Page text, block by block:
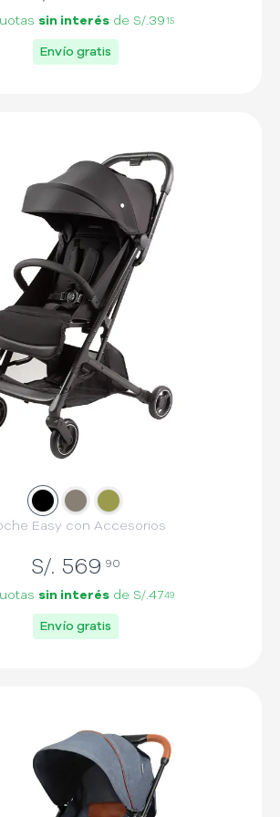
sin interés de S/.39 15
Envío gratis
Slide 1
Slide 2
Slide
Easy con Accesorios
S/. 569 90
sin interés de S/.4749
Envío gratis